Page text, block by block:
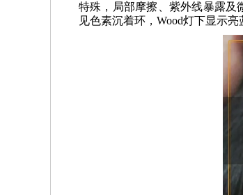
特殊，局部摩擦、紫外线暴露及
见色素沉着环，Wood灯下显示